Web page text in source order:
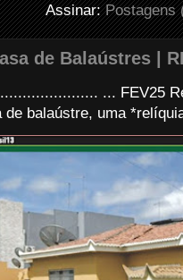
Assinar:Postagens
de Balaústres |
... FEV25
de balaústre, uma